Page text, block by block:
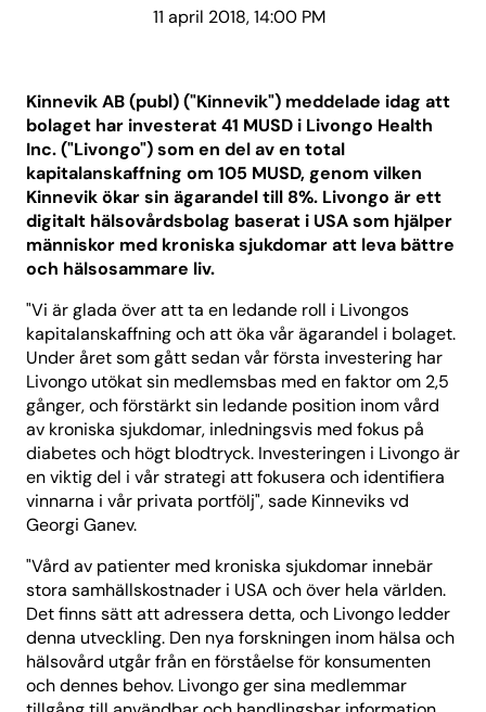
11 april 2018, 14:00 PM
Kinnevik AB (publ) ("Kinnevik") meddelade idag att
bolaget har investerat 41 MUSD i Livongo Health
Inc. ("Livongo") som en del av en total
kapitalanskaffning om 105 MUSD, genom vilken
Kinnevik ökar sin ägarandel till 8%. Livongo är ett
digitalt hälsovårdsbolag baserat i USA som hjälper
människor med kroniska sjukdomar att leva bättre
och hälsosammare liv.
"Vi är glada över att ta en ledande roll i Livongos
kapitalanskaffning och att öka vår ägarandel i bolaget.
Under året som gått sedan vår första investering har
Livongo utökat sin medlemsbas med en faktor om 2,5
gånger, och förstärkt sin ledande position inom vård
av kroniska sjukdomar, inledningsvis med fokus på
diabetes och högt blodtryck. Investeringen i Livongo är
en viktig del i vår strategi att fokusera och identifiera
vinnarna i vår privata portfölj", sade Kinneviks vd
Georgi Ganev.
"Vård av patienter med kroniska sjukdomar innebär
stora samhällskostnader i USA och över hela världen.
Det finns sätt att adressera detta, och Livongo ledder
denna utveckling. Den nya forskningen inom hälsa och
hälsovård utgår från en förståelse för konsumenten
och dennes behov. Livongo ger sina medlemmar